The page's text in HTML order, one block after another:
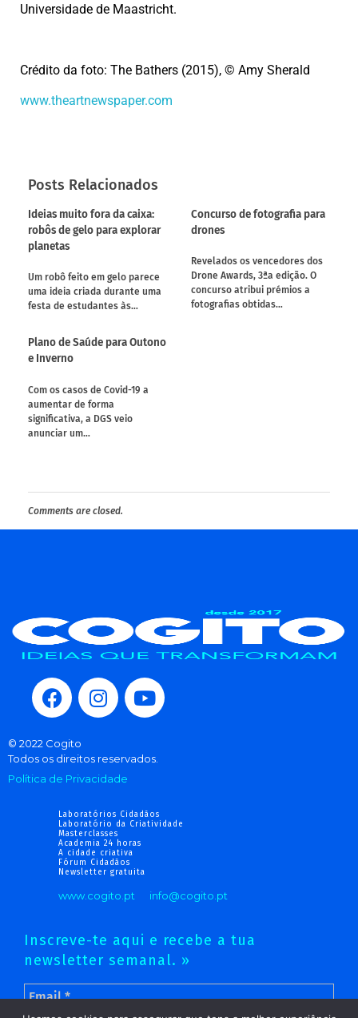
Universidade de Maastricht.
Crédito da foto: The Bathers (2015), © Amy Sherald
www.theartnewspaper.com
Posts Relacionados
Ideias muito fora da caixa:
robôs de gelo para explorar
planetas
Um robô feito em gelo parece
uma ideia criada durante uma
festa de estudantes às…
Concurso de fotografia para
drones
Revelados os vencedores dos
Drone Awards, 3ªa edição. O
concurso atribui prémios a
fotografias obtidas…
Plano de Saúde para Outono
e Inverno
Com os casos de Covid-19 a
aumentar de forma
significativa, a DGS veio
anunciar um…
Comments are closed.
© 2022 Cogito
Todos os direitos reservados.
Política de Privacidade
Laboratórios Cidadãos
Laboratório da Criatividade
Masterclasses
Academia 24 horas
A cidade criativa
Fórum Cidadãos
Newsletter gratuita
www.cogito.pt info@cogito.pt
Inscreve-te aqui e recebe a tua
newsletter semanal. »